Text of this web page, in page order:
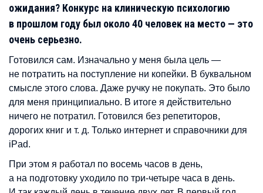
ожидания? Конкурс на клиническую психологию
в прошлом году был около 40 человек на место — это
очень серьезно.
Готовился сам. Изначально у меня была цель —
не потратить на поступление ни копейки. В буквальном
смысле этого слова. Даже ручку не покупать. Это было
для меня принципиально. В итоге я действительно
ничего не потратил. Готовился без репетиторов,
дорогих книг и т. д. Только интернет и справочники для
iPad.
При этом я работал по восемь часов в день,
а на подготовку уходило по три-четыре часа в день.